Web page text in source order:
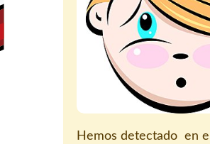
Hemos detectado en el